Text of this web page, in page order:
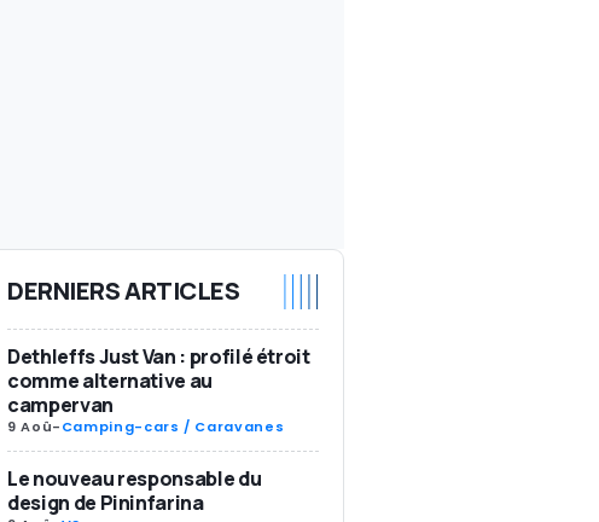
DERNIERS ARTICLES
Dethleffs Just Van : profilé étroit
comme alternative au
campervan
9 Aoû-Camping-cars / Caravanes
Le nouveau responsable du
design de Pininfarina